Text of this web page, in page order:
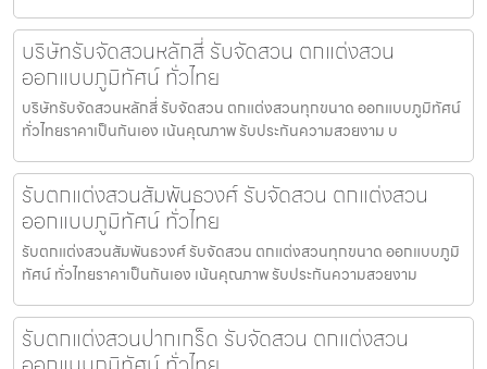
บริษัทรับจัดสวนหลักสี่ รับจัดสวน ตกแต่งสวน
ออกแบบภูมิทัศน์ ทั่วไทย
บริษัทรับจัดสวนหลักสี่ รับจัดสวน ตกแต่งสวนทุกขนาด ออกแบบภูมิทัศน์
ทั่วไทยราคาเป็นกันเอง เน้นคุณภาพ รับประกันความสวยงาม บ
รับตกแต่งสวนสัมพันธวงศ์ รับจัดสวน ตกแต่งสวน
ออกแบบภูมิทัศน์ ทั่วไทย
รับตกแต่งสวนสัมพันธวงศ์ รับจัดสวน ตกแต่งสวนทุกขนาด ออกแบบภูมิ
ทัศน์ ทั่วไทยราคาเป็นกันเอง เน้นคุณภาพ รับประกันความสวยงาม
รับตกแต่งสวนปากเกร็ด รับจัดสวน ตกแต่งสวน